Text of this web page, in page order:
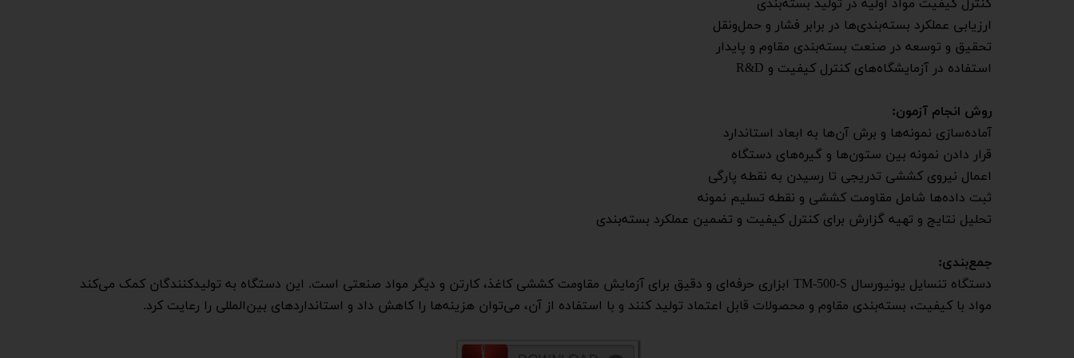
کنترل کیفیت مواد اولیه در تولید بسته‌بندی
ارزیابی عملکرد بسته‌بندی‌ها در برابر فشار و حمل‌ونقل
تحقیق و توسعه در صنعت بسته‌بندی مقاوم و پایدار
استفاده در آزمایشگاه‌های کنترل کیفیت و R&D
روش انجام آزمون:
آماده‌سازی نمونه‌ها و برش آن‌ها به ابعاد استاندارد
قرار دادن نمونه بین ستون‌ها و گیره‌های دستگاه
اعمال نیروی کششی تدریجی تا رسیدن به نقطه پارگی
ثبت داده‌ها شامل مقاومت کششی و نقطه تسلیم نمونه
تحلیل نتایج و تهیه گزارش برای کنترل کیفیت و تضمین عملکرد بسته‌بندی
​​​​​​​جمع‌بندی:
دستگاه تنسایل یونیورسال TM-500-S ابزاری حرفه‌ای و دقیق برای آزمایش مقاومت کششی کاغذ، کارتن و دیگر مواد صنعتی است. این دستگاه به تولیدکنندگان کمک می‌کند
مواد با کیفیت، بسته‌بندی مقاوم و محصولات قابل اعتماد تولید کنند و با استفاده از آن، می‌توان هزینه‌ها را کاهش داد و استانداردهای بین‌المللی را رعایت کرد.